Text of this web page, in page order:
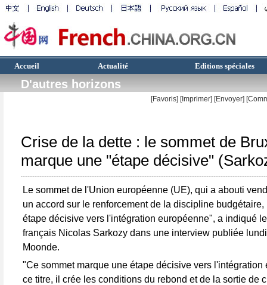
Accueil Actualité Editions spéciales
D'autres horizons
[Favoris] [Imprimer] [Envoyer]
Crise de la dette : le sommet de
marque une "étape décisive"
Le sommet de l'Union européenne (UE), qui a abouti
un accord sur le renforcement de la discipline budgétaire,
étape décisive vers l'intégration européenne", a indiqué
français Nicolas Sarkozy dans une interview publiée
Moonde.
"Ce sommet marque une étape décisive vers l'intégration
ce titre, il crée les conditions du rebond et de la sortie de